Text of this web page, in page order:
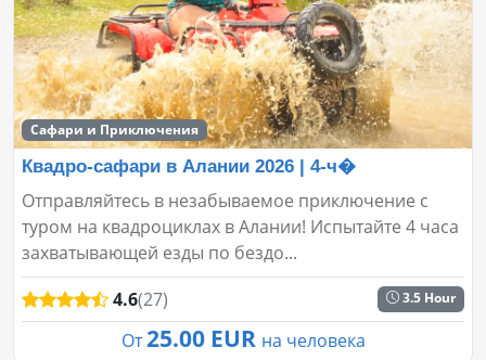
Сафари и Приключения
Квадро-сафари в Алании 2026 | 4-ч�
Отправляйтесь в незабываемое приключение с
туром на квадроциклах в Алании! Испытайте 4 часа
захватывающей езды по бездо...
4.6(27) 3.5 Hour
От 25.00 EUR на человека